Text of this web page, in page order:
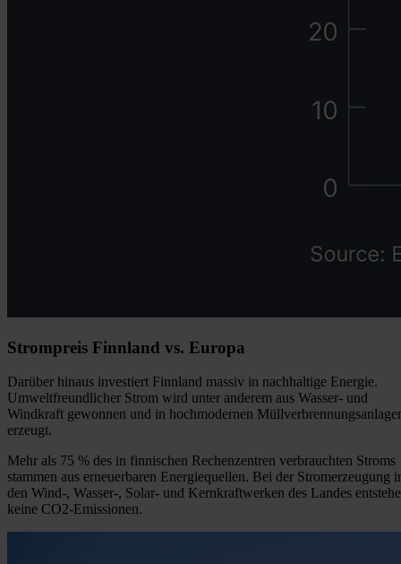
Strompreis Finnland vs. Europa
Darüber hinaus investiert Finnland massiv in nachhaltige Energie.
Umweltfreundlicher Strom wird unter anderem aus Wasser- und
Windkraft gewonnen und in hochmodernen
erzeugt.
Mehr als 75 % des in finnischen Rechenzentren verbrauchten Stroms
stammen aus erneuerbaren Energiequellen. Bei der Stromerzeugung
den Wind-, Wasser-, Solar- und Kernkraftwerken des Landes
keine CO2-Emissionen.